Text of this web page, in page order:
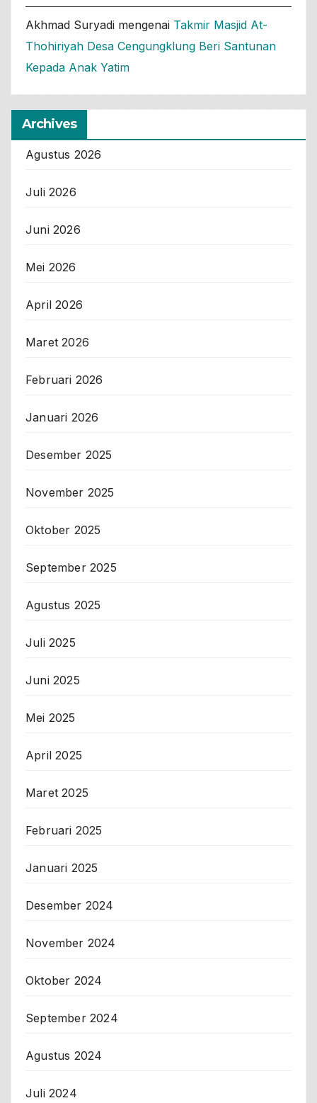
Akhmad Suryadi mengenai Takmir Masjid At-
Thohiriyah Desa Cengungklung Beri Santunan
Kepada Anak Yatim
Archives
Agustus 2026
Juli 2026
Juni 2026
Mei 2026
April 2026
Maret 2026
Februari 2026
Januari 2026
Desember 2025
November 2025
Oktober 2025
September 2025
Agustus 2025
Juli 2025
Juni 2025
Mei 2025
April 2025
Maret 2025
Februari 2025
Januari 2025
Desember 2024
November 2024
Oktober 2024
September 2024
Agustus 2024
Juli 2024